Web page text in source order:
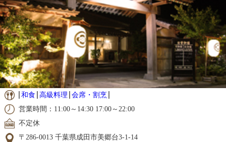
和食 高級料理 会席・割烹
営業時間：11:00～14:30 17:00～22:00
不定休
〒286-0013 千葉県成田市美郷台3-1-14